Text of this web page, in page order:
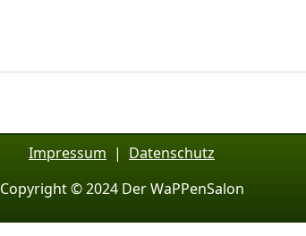
Impressum | Datenschutz
Copyright © 2024 Der WaPPenSalon